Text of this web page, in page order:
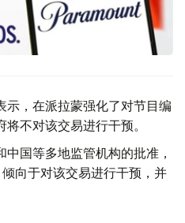
示，在派拉蒙强化了对节目编
不对该交易进行干预。
国等多地监管机构的批准，
向于对该交易进行干预，并